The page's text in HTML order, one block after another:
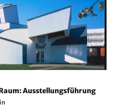
Ausstellungsführung